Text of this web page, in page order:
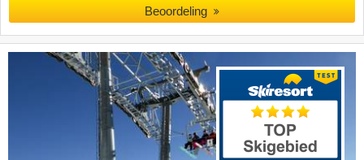
Beoordeling